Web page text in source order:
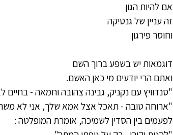
אם להיות הגון
זה עניין של גנטיקה
וחוסר פירגון
דוגמאות יש בשפע ברוך השם
ואתם הרי יודעים מי כאן האשם.
"סנדוויץ עם נקניק, גבינה צהובה וחמאה - בחיים
"ארוחה טובה - תאכל אצל אמא שלך, אני לא
לפעמים בין הסדין לשמיכה, אומרת המופלטה :